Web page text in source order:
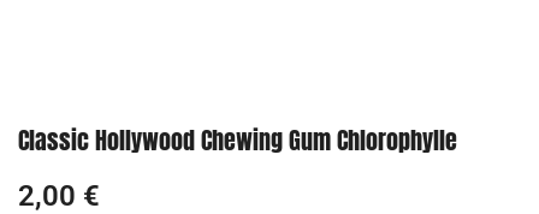
Classic Hollywood Chewing Gum Chlorophylle
2,00 €